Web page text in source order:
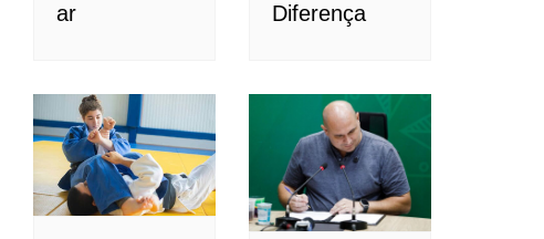
ar
Diferença